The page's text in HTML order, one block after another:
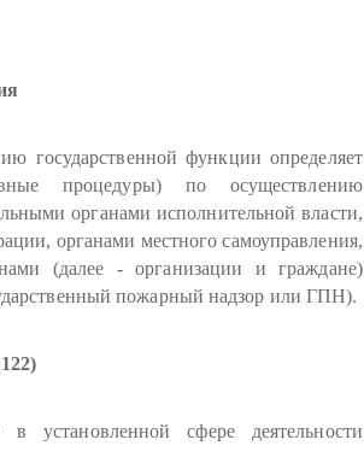
государственной функции определяет
процедуры) по осуществлению
органами исполнительной власти,
органами местного самоуправления,
(далее - организации и граждане)
пожарный надзор или ГПН).
установленной сфере деятельности